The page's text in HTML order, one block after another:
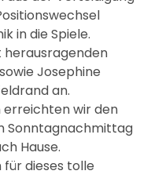
in die Spiele.
herausragenden
Josephine
an.
erreichten wir den
Sonntagnachmittag
Hause.
dieses tolle